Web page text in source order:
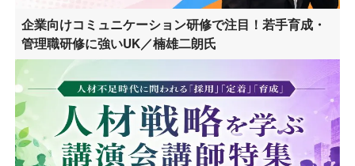
企業向けコミュニケーション研修で注目！若手育成・
管理職研修に強いUK／楠雄二朗氏